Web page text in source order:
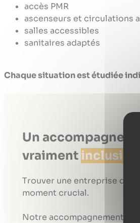
accès PMR
ascenseurs et circulations
salles accessibles
sanitaires adaptés
Chaque situation est étudiée
Un
vraimentinclusif
Trouver une entreprise
moment crucial.
Notre accompagnement